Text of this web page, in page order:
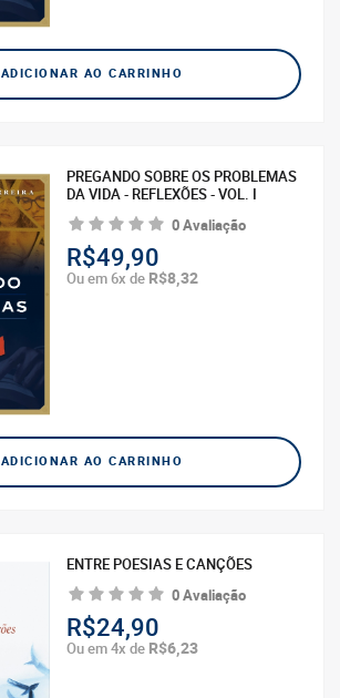
ADICIONAR AO CARRINHO
PREGANDO SOBRE OS PROBLEMAS
DA VIDA - REFLEXÕES - VOL. I
0 Avaliação
R$49,90
Ou em 6x de R$8,32
ADICIONAR AO CARRINHO
ENTRE POESIAS E CANÇÕES
0 Avaliação
R$24,90
Ou em 4x de R$6,23